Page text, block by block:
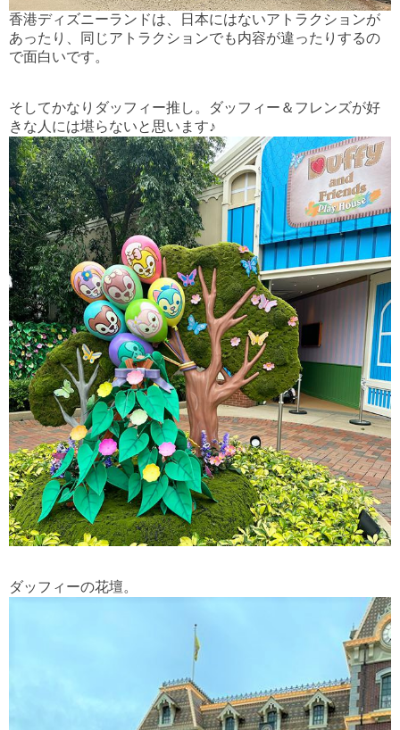
香港ディズニーランドは、日本にはないアトラクションが
あったり、同じアトラクションでも内容が違ったりするの
で面白いです。
そしてかなりダッフィー推し。ダッフィー＆フレンズが好
きな人には堪らないと思います♪
ダッフィーの花壇。